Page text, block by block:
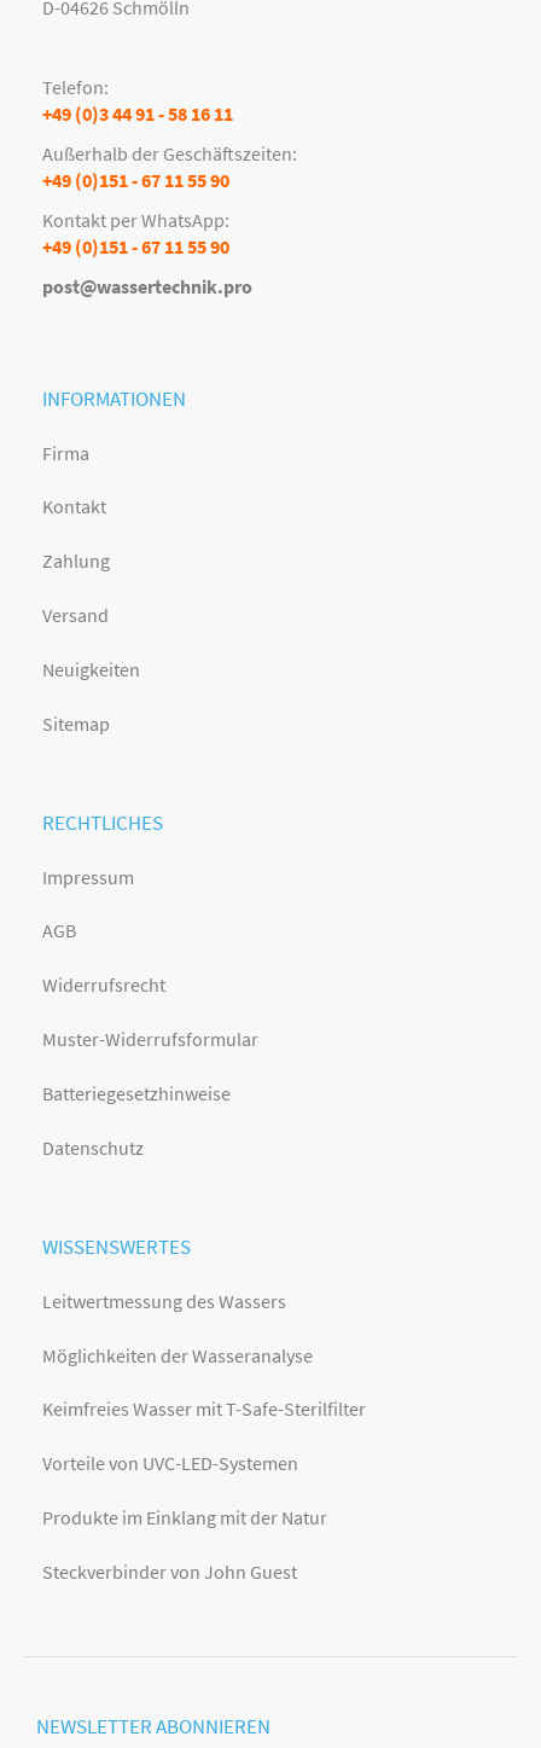
D-04626 Schmölln
Telefon:
+49 (0)3 44 91 - 58 16 11
Außerhalb der Geschäftszeiten:
+49 (0)151 - 67 11 55 90
Kontakt per WhatsApp:
+49 (0)151 - 67 11 55 90
post@wassertechnik.pro
INFORMATIONEN
Firma
Kontakt
Zahlung
Versand
Neuigkeiten
Sitemap
RECHTLICHES
Impressum
AGB
Widerrufsrecht
Muster-Widerrufsformular
Batteriegesetzhinweise
Datenschutz
WISSENSWERTES
Leitwertmessung des Wassers
Möglichkeiten der Wasseranalyse
Keimfreies Wasser mit T-Safe-Sterilfilter
Vorteile von UVC-LED-Systemen
Produkte im Einklang mit der Natur
Steckverbinder von John Guest
NEWSLETTERABONNIEREN